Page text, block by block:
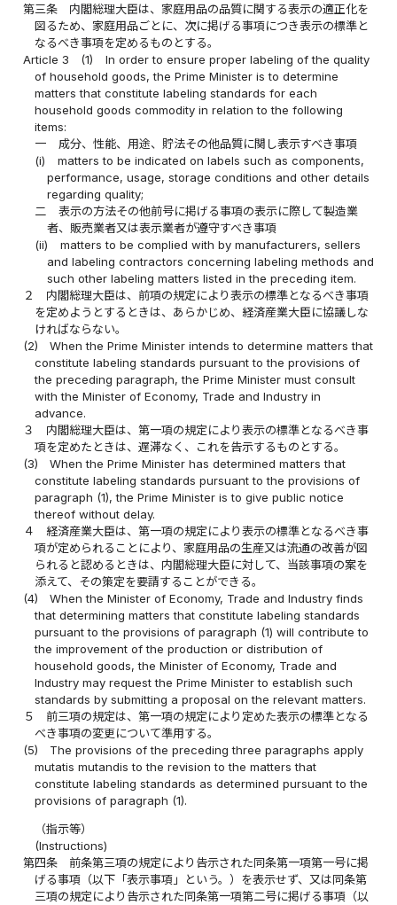
第三条
内閣総理大臣は、家庭用品の品質に関する表示の適正化を
図るため、家庭用品ごとに、次に掲げる事項につき表示の標準と
なるべき事項を定めるものとする。
Article 3
(1)
In order to ensure proper labeling of the quality
of household goods, the Prime Minister is to determine
matters that constitute labeling standards for each
household goods commodity in relation to the following
items:
一
成分、性能、用途、貯法その他品質に関し表示すべき事項
(i)
matters to be indicated on labels such as components,
performance, usage, storage conditions and other details
regarding quality;
二
表示の方法その他前号に掲げる事項の表示に際して製造業
者、販売業者又は表示業者が遵守すべき事項
(ii)
matters to be complied with by manufacturers, sellers
and labeling contractors concerning labeling methods and
such other labeling matters listed in the preceding item.
２
内閣総理大臣は、前項の規定により表示の標準となるべき事項
を定めようとするときは、あらかじめ、経済産業大臣に協議しな
ければならない。
(2)
When the Prime Minister intends to determine matters that
constitute labeling standards pursuant to the provisions of
the preceding paragraph, the Prime Minister must consult
with the Minister of Economy, Trade and Industry in
advance.
３
内閣総理大臣は、第一項の規定により表示の標準となるべき事
項を定めたときは、遅滞なく、これを告示するものとする。
(3)
When the Prime Minister has determined matters that
constitute labeling standards pursuant to the provisions of
paragraph (1), the Prime Minister is to give public notice
thereof without delay.
４
経済産業大臣は、第一項の規定により表示の標準となるべき事
項が定められることにより、家庭用品の生産又は流通の改善が図
られると認めるときは、内閣総理大臣に対して、当該事項の案を
添えて、その策定を要請することができる。
(4)
When the Minister of Economy, Trade and Industry finds
that determining matters that constitute labeling standards
pursuant to the provisions of paragraph (1) will contribute to
the improvement of the production or distribution of
household goods, the Minister of Economy, Trade and
Industry may request the Prime Minister to establish such
standards by submitting a proposal on the relevant matters.
５
前三項の規定は、第一項の規定により定めた表示の標準となる
べき事項の変更について準用する。
(5)
The provisions of the preceding three paragraphs apply
mutatis mutandis to the revision to the matters that
constitute labeling standards as determined pursuant to the
provisions of paragraph (1).
（指示等）
(Instructions)
第四条
前条第三項の規定により告示された同条第一項第一号に掲
げる事項（以下「表示事項」という。）を表示せず、又は同条第
三項の規定により告示された同条第一項第二号に掲げる事項（以